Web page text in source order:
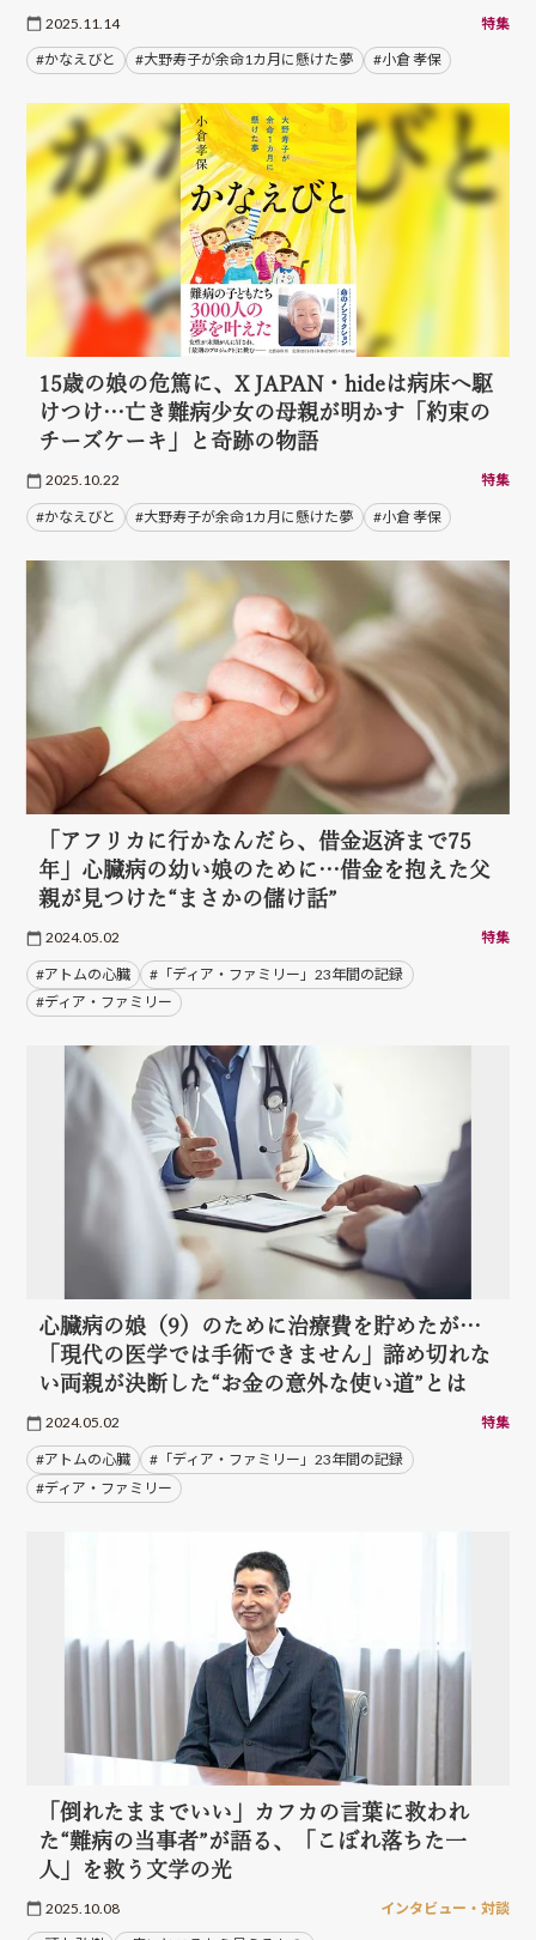
2025.11.14 特集
#かなえびと #大野寿子が余命1カ月に懸けた夢 #小倉 孝保
15歳の娘の危篤に、X JAPAN・hideは病床へ駆
けつけ…亡き難病少女の母親が明かす「約束の
チーズケーキ」と奇跡の物語
2025.10.22 特集
#かなえびと #大野寿子が余命1カ月に懸けた夢 #小倉 孝保
「アフリカに行かなんだら、借金返済まで75
年」心臓病の幼い娘のために…借金を抱えた父
親が見つけた“まさかの儲け話”
2024.05.02 特集
#アトムの心臓
#「ディア・ファミリー」23年間の記録
#ディア・ファミリー
心臓病の娘（9）のために治療費を貯めたが…
「現代の医学では手術できません」諦め切れな
い両親が決断した“お金の意外な使い道”とは
2024.05.02 特集
#アトムの心臓
#「ディア・ファミリー」23年間の記録
#ディア・ファミリー
「倒れたままでいい」カフカの言葉に救われ
た“難病の当事者”が語る、「こぼれ落ちた一
人」を救う文学の光
2025.10.08 インタビュー・対談